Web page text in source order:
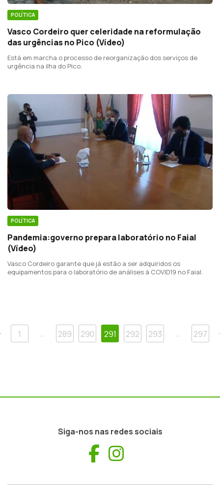
POLÍTICA
Vasco Cordeiro quer celeridade na reformulação
das urgências no Pico (Vídeo)
Está em marcha o processo de reorganização dos serviços de
urgência na ilha do Pico.
POLÍTICA
Pandemia:governo prepara laboratório no Faial
(Vídeo)
Vasco Cordeiro garante que já estão a ser adquiridos os
equipamentos para o laboratório de análises à COVID19 no Faial.
Anterior
1 … 289 290 291 292 293 … 297
Siga-nos nas redes sociais
Facebook